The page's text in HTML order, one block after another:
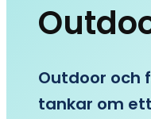
Outdoor och
tankar om